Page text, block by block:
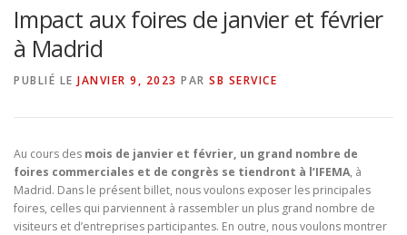
LANGUE
Impact aux foires de janvier et février
à Madrid
PUBLIÉ LE JANVIER 9, 2023 PAR SB SERVICE
Au cours des mois de janvier et février, un grand nombre de
foires commerciales et de congrès se tiendront à l’IFEMA, à
Madrid. Dans le présent billet, nous voulons exposer les principales
foires, celles qui parviennent à rassembler un plus grand nombre de
visiteurs et d’entreprises participantes. En outre, nous voulons montrer